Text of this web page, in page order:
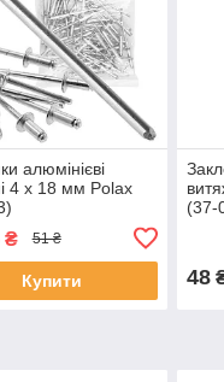
алюмінієві
4 х 18 мм Polax
₴ 51 ₴
Купити
(37-
48